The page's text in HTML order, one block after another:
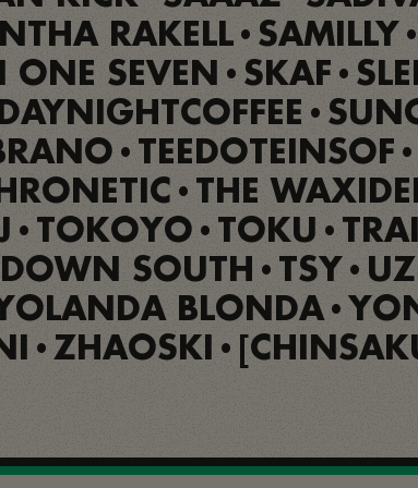
RAKELL • SAMILLY •
ONE SEVEN • SKAF •
•
• TEEDOTEINSOF •
• THE
• TOKOYO • TOKU •
DOWN SOUTH • TSY •
BLONDA •
• ZHAOSKI •